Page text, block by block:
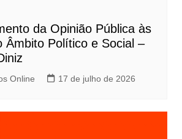
da Opinião Pública às
Âmbito Político e Social –
Online 17 de julho de 2026